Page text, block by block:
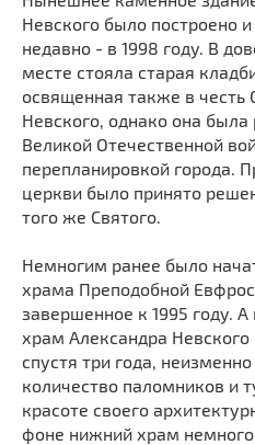
Мечети
Синагоги
Часовни
Кирхи
Кладбище
Культурные центры
Театры
Концертные залы
Выберите направление
Невского было построено
недавно - в 1998 году. В
месте стояла старая
освященная также в честь
Невского, однако она
Великой Отечественной
перепланировкой города.
церкви было принято
того же Святого.
Немногим ранее было
храма Преподобной
завершенное к 1995 году.
храм Александра Невского
спустя три года,
количество паломников и
красоте своего
фоне нижний храм